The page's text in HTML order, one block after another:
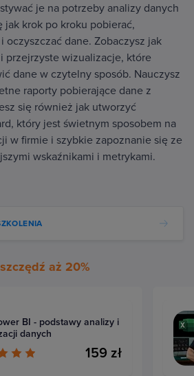
je na potrzeby analizy danych
jak krok po kroku pobierać,
i oczyszczać dane. Zobaczysz jak
przejrzyste wizualizacje, które
dane w czytelny sposób. Nauczysz
raporty pobierające dane z
się również jak utworzyć
który jest świetnym sposobem na
w firmie i szybkie zapoznanie się ze
wskaźnikami i metrykami.
aż 20%
BI - podstawy analizy i
danych
159 zł